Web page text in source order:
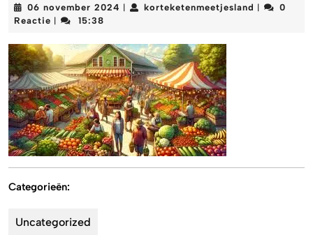
06 november 2024 06
korteketenmeetjesland
0
Reactie
15:38
Categorieën:
Uncategorized